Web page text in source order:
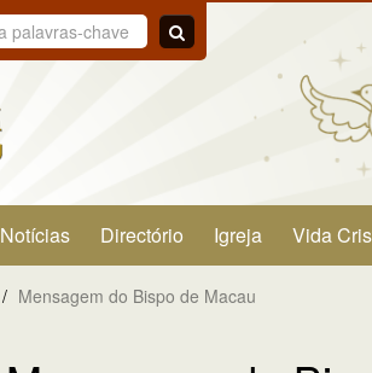
Notícias Directório Igreja Vida
/ Mensagem do Bispo de Macau